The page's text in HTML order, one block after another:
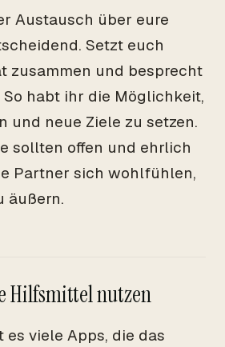
Austausch über eure
Setzt euch
zusammen und besprecht
So habt ihr die Möglichkeit,
und neue Ziele zu setzen.
sollten offen und ehrlich
Partner sich wohlfühlen,
äußern.
Hilfsmittel nutzen
viele Apps, die das